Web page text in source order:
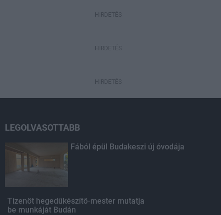
HIRDETÉS
HIRDETÉS
HIRDETÉS
LEGOLVASOTTABB
Fából épül Budakeszi új óvodája
Tizenöt hegedűkészítő-mester mutatja
be munkáját Budán